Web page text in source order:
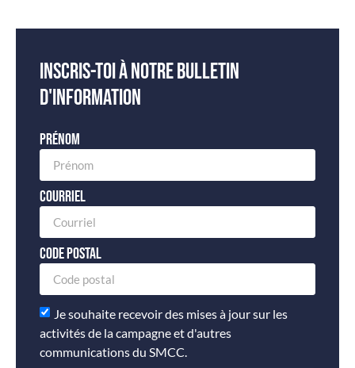
Inscris-toi à notre bulletin
d'information
Prénom
Courriel
Code postal
Je souhaite recevoir des mises à jour sur les
activités de la campagne et d'autres
communications du SMCC.